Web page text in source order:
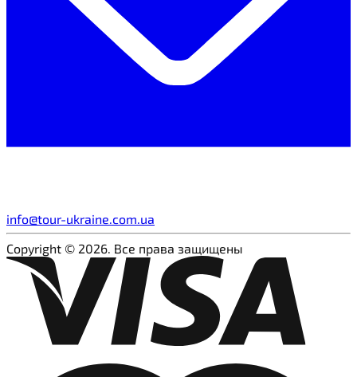
info@tour-ukraine.com.ua
Copyright © 2026. Все права защищены